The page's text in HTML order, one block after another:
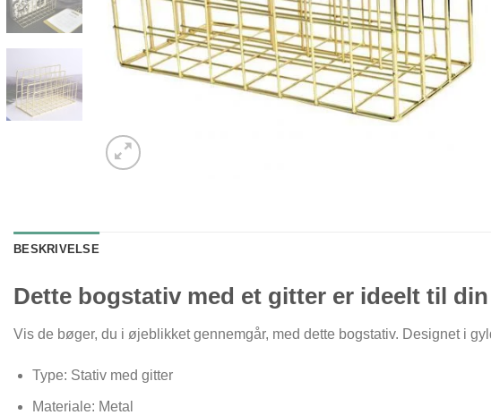
BESKRIVELSE
Dette bogstativ med et gitter er ideelt til
Vis de bøger, du i øjeblikket gennemgår, med dette bogstativ. Designet i
Type: Stativ med gitter
Materiale: Metal